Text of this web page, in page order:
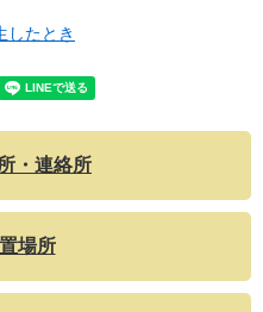
したとき
・連絡所
場所